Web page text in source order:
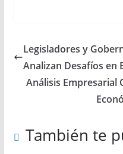
Legisladores y
Analizan Desafíos en
Análisis Empresarial
También te